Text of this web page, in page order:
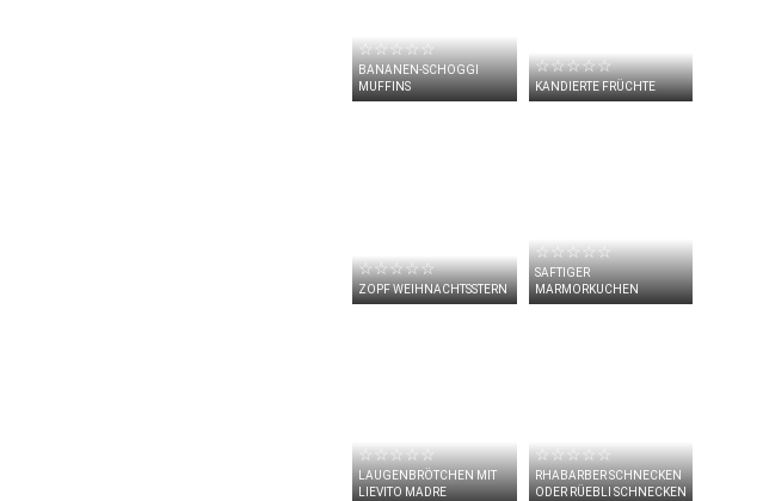
☆☆☆☆☆
BANANEN-SCHOGGI
MUFFINS
☆☆☆☆☆
KANDIERTE FRÜCHTE
☆☆☆☆☆
ZOPF WEIHNACHTSSTERN
☆☆☆☆☆
SAFTIGER
MARMORKUCHEN
☆☆☆☆☆
LAUGENBRÖTCHEN MIT
LIEVITO MADRE
☆☆☆☆☆
RHABARBER SCHNECKEN
ODER RÜEBLI SCHNECKEN